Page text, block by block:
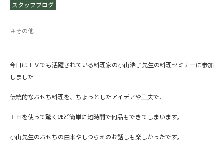
スタッフブログ
＃その他
今日はＴＶでも活躍されている料理家の小山浩子先生の料理セミナーに参加
しました
伝統的なおせち料理を、ちょっとしたアイデアや工夫で、
ＩＨを使って驚くほど簡単に短時間で何品もできてしまいます。
小山先生のおせちの由来やしつらえのお話しも楽しかったです。